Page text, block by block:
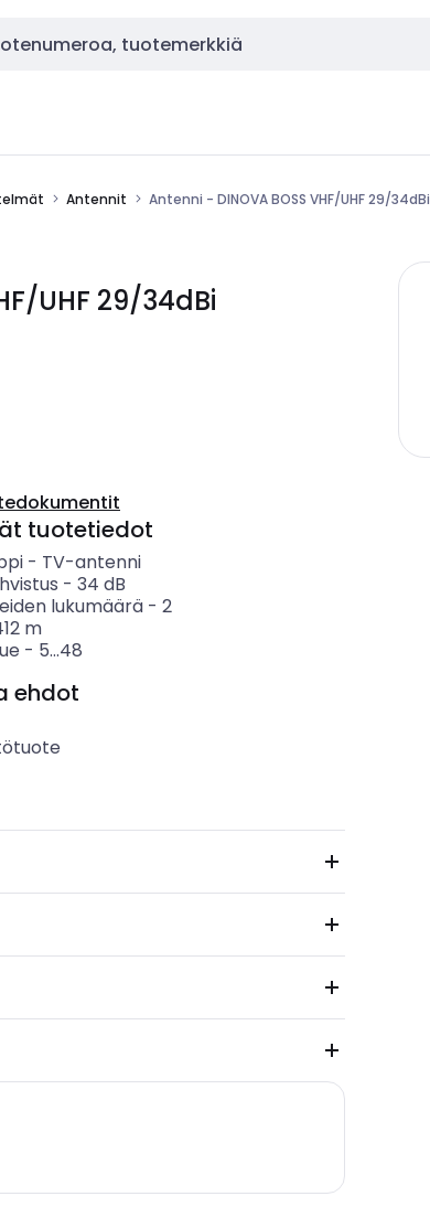
Antennit Antenni - DINOVA BOSS VHF/UHF 29/34dBi
UHF 29/34dBi
tuotetiedot
- TV-antenni
- 34 dB
lukumäärä- 2
m
- 5...48
ehdot